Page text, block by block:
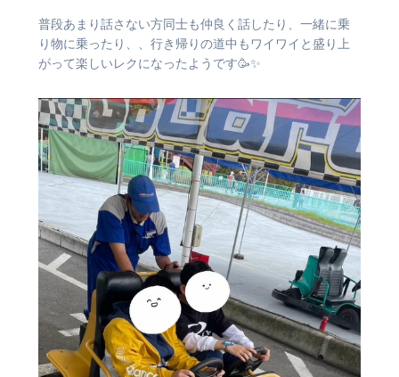
普段あまり話さない方同士も仲良く話したり、一緒に乗
り物に乗ったり、、行き帰りの道中もワイワイと盛り上
がって楽しいレクになったようです🥳✨